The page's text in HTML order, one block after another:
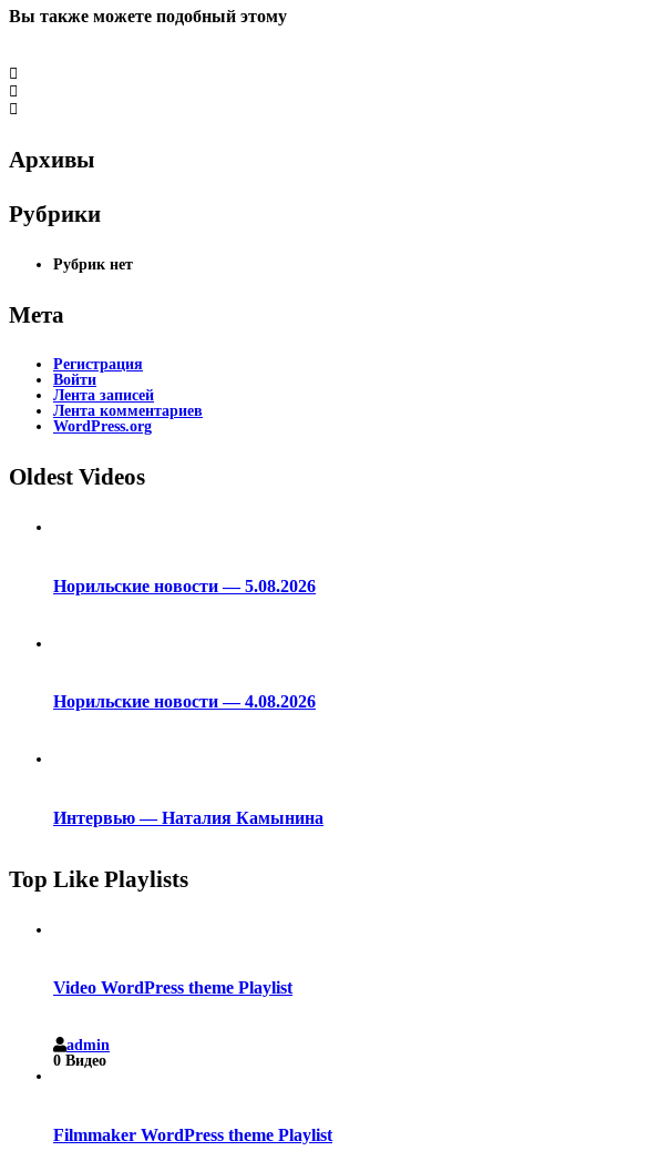
Вы также можете подобный этому
Архивы
Рубрики
Рубрик нет
Мета
Регистрация
Войти
Лента записей
Лента комментариев
WordPress.org
Oldest Videos
Норильские новости — 5.08.2026
Норильские новости — 4.08.2026
Интервью — Наталия Камынина
Top Like Playlists
Video WordPress theme Playlist
admin
0 Видео
Filmmaker WordPress theme Playlist